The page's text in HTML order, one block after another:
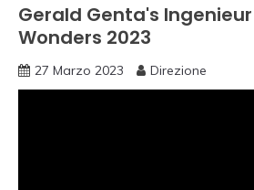
Gerald Genta's
Wonders 2023
27 Marzo 2023 Direzione